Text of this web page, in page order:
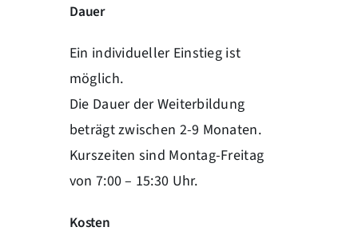
Dauer
Ein individueller Einstieg ist
möglich.
Die Dauer der Weiterbildung
beträgt zwischen 2-9 Monaten.
Kurszeiten sind Montag-Freitag
von 7:00 – 15:30 Uhr.
Kosten